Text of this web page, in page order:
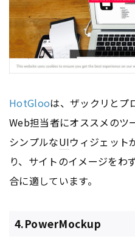
HotGlooは、ザックリとプ
Web担当者にオススメのツ
シンプルなUIウィジェット
り、サイトのイメージをわ
合に適しています。
4.PowerMockup